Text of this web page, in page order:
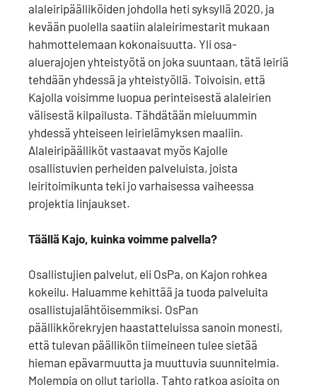
alaleiripäälliköiden johdolla heti syksyllä 2020, ja
kevään puolella saatiin alaleirimestarit mukaan
hahmottelemaan kokonaisuutta. Yli osa-
aluerajojen yhteistyötä on joka suuntaan, tätä leiriä
tehdään yhdessä ja yhteistyöllä. Toivoisin, että
Kajolla voisimme luopua perinteisestä alaleirien
välisestä kilpailusta. Tähdätään mieluummin
yhdessä yhteiseen leirielämyksen maaliin.
Alaleiripäälliköt vastaavat myös Kajolle
osallistuvien perheiden palveluista, joista
leiritoimikunta teki jo varhaisessa vaiheessa
projektia linjaukset.
Täällä Kajo, kuinka voimme palvella?
Osallistujien palvelut, eli OsPa, on Kajon rohkea
kokeilu. Haluamme kehittää ja tuoda palveluita
osallistujalähtöisemmiksi. OsPan
päällikkörekryjen haastatteluissa sanoin monesti,
että tulevan päällikön tiimeineen tulee sietää
hieman epävarmuutta ja muuttuvia suunnitelmia.
Molempia on ollut tarjolla. Tahto ratkoa asioita on